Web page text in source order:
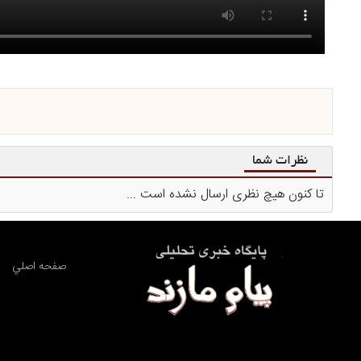
نظرات شما
تا کنون هیچ نظری ارسال نشده است ...
صفحه اصلي